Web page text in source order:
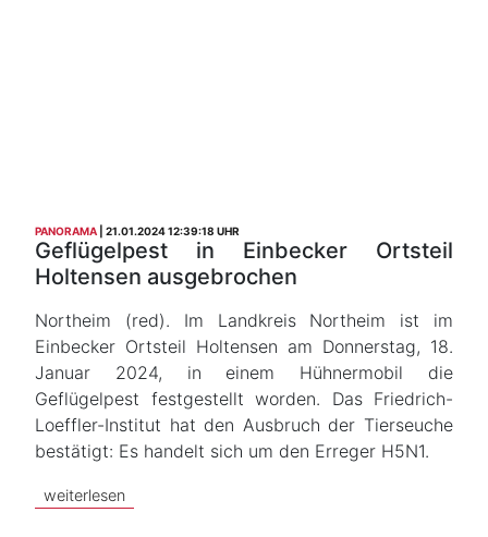
PANORAMA 21.01.2024 12:39:18 UHR
Geflügelpest in Einbecker Ortsteil
Holtensen ausgebrochen
Northeim (red). Im Landkreis Northeim ist im
Einbecker Ortsteil Holtensen am Donnerstag, 18.
Januar 2024, in einem Hühnermobil die
Geflügelpest festgestellt worden. Das Friedrich-
Loeffler-Institut hat den Ausbruch der Tierseuche
bestätigt: Es handelt sich um den Erreger H5N1.
weiterlesen